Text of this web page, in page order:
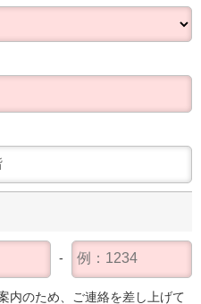
内のため、ご連絡を差し上げて